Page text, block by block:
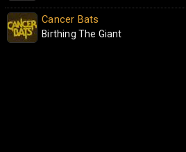
Cancer Bats
Birthing The Giant